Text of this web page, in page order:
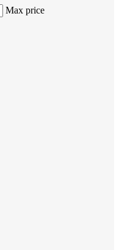
Max price